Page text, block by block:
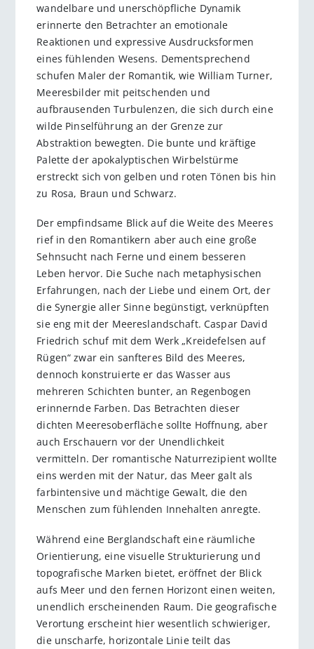
wandelbare und unerschöpfliche Dynamik
erinnerte den Betrachter an emotionale
Reaktionen und expressive Ausdrucksformen
eines fühlenden Wesens. Dementsprechend
schufen Maler der Romantik, wie William Turner,
Meeresbilder mit peitschenden und
aufbrausenden Turbulenzen, die sich durch eine
wilde Pinselführung an der Grenze zur
Abstraktion bewegten. Die bunte und kräftige
Palette der apokalyptischen Wirbelstürme
erstreckt sich von gelben und roten Tönen bis hin
zu Rosa, Braun und Schwarz.
Der empfindsame Blick auf die Weite des Meeres
rief in den Romantikern aber auch eine große
Sehnsucht nach Ferne und einem besseren
Leben hervor. Die Suche nach metaphysischen
Erfahrungen, nach der Liebe und einem Ort, der
die Synergie aller Sinne begünstigt, verknüpften
sie eng mit der Meereslandschaft. Caspar David
Friedrich schuf mit dem Werk „Kreidefelsen auf
Rügen“ zwar ein sanfteres Bild des Meeres,
dennoch konstruierte er das Wasser aus
mehreren Schichten bunter, an Regenbogen
erinnernde Farben. Das Betrachten dieser
dichten Meeresoberfläche sollte Hoffnung, aber
auch Erschauern vor der Unendlichkeit
vermitteln. Der romantische Naturrezipient wollte
eins werden mit der Natur, das Meer galt als
farbintensive und mächtige Gewalt, die den
Menschen zum fühlenden Innehalten anregte.
Während eine Berglandschaft eine räumliche
Orientierung, eine visuelle Strukturierung und
topografische Marken bietet, eröffnet der Blick
aufs Meer und den fernen Horizont einen weiten,
unendlich erscheinenden Raum. Die geografische
Verortung erscheint hier wesentlich schwieriger,
die unscharfe, horizontale Linie teilt das